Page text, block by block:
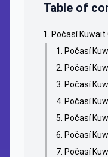
Table of
Počasí Kuwait
Počasí
Počasí
Počasí
Počasí
Počasí
Počasí
Počasí